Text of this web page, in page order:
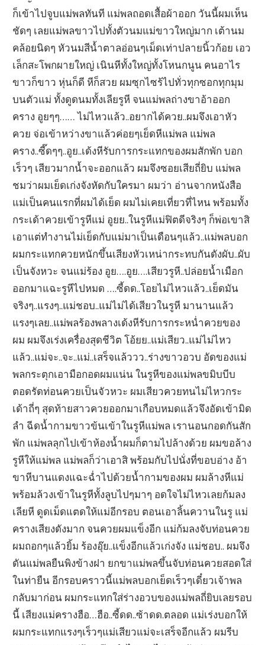
ก็เข้าไปจูบแม่พลทันที แม่พลถอดเสื้อผ้าออก วันนี้ผมเห็น
ชัดๆ เลยแม่พลขาวไปทั้งตัวนมแม่ขาวใหญ่มาก เต้านม
คล้อยนิดๆ หัวนมสีน้ำตาลอ่อนๆเม็ดเท่าปลายนิ้วก้อย เอว
เล็กสะโพกผายใหญ่ เนินหีทั้งใหญ่ทั้งโหนกนูน คนอาไร
ขาวก็ขาว หุ่นก็ดี หีก็สวย ผมซุกไซร้ไปทั่วทุกซอกทุกมุม
บนตัวแม่ ทั้งดูดนมทั้งเลียรูหี จนแม่พลถ่างขาอ้าออก
คราง อูยๆๆ…… ไม่ไหวแล้ว..อยากได้ควย..ผมจึงเอาหัว
ควย จ่อเข้าหว่างขาแล้วค่อยๆเย็ดหีแม่พล แม่พล
คราง..ซี๊ดๆๆ..อูย..เด้งหีรับการกระแทกของผมสักพัก บอก
เร็วๆ เสียวมากน้ำจะออกแล้ว ผมจึงซอยเสียถี่ยิบ แม่พล
ชมว่าผมเย็ดเก่งจังหัดกับใครมา ผมว่า อ่านจากหนังสือ
แม่เป็นคนแรกที่ผมได้เย็ด ผมไม่เคยเที่ยวที่ไหน พร้อมทั้ง
กระเด้าควยเข้ารูหีแม่ อูยย..ในรูหีแม่ฟิตดีจริงๆ ก็พ่อเขาสิ
เอาแต่ทำงานไม่เย็ดกับแม่มาเป็นเดือนๆแล้ว..แม่พลบอก
ผมกระแทกควยหนักขึ้นเสียงหัวเหน่ากระทบกันดังผับ..ผับ
เป็นจังหวะ จนแม่ร้อง อูย….อูย….เสียวรูหี..ปล่อยน้ำเมือก
ออกมาแฉะรูหีไปหมด ….ซี้ดด..โอยไม่ไหวแล้ว..เย็ดมัน
จริงๆ..แรงๆ..แม่ชอบ..แม่ไม่ได้เสียวในรูหี มานานแล้ว
แรงๆเลย..แม่พลร้องพลางเด้งหีรับการกระหน่ำควยของ
ผม ผมจึงเร่งเครื่องสุดชีวิต โอ้ยย..แม่เสียว..แม่ไม่ไหว
แล้ว..แม่จะ..จะ..แม่..เสร็จแล้ววว..ร่างขาวอวบ อัดของแม่
พลกระตุกเอามือกอดผมแน่น ในรูหีของแม่พลขมิบบีบ
ตอดรัดท่อนควยเป็นจัวหวะ ผมเสียวควยทนไม่ไหวกระ
เด้าถี่ๆ สุดท้ายสาวควยออกมาเกือบหมดแล้วจึงอัดเข้ามิด
ลำ ฉีดน้ำกามขาวข้นเข้าในรูหีแม่พล เรานอนกอดกันสัก
พัก แม่พลลุกไปเข้าห้องน้ำผมก็ตามไปล้างด้วย ผมขอล้าง
รูหีให้แม่พล แม่พลก็ว่าเอาสิ พร้อมกับไปนั่งที่ขอบอ่าง อ้า
ขาหีบานแดงแฉะฉ่ำไปด้วยน้ำกามของผม ผมล้างหีแม่
พร้อมล้วงเข้าในรูหีทั้งลูบไปๆมาๆ อดใจไม่ไหวเลยก้มลง
เลียหี ดูดเม็ดแตดให้แม่อีกรอบ ตอนเอาลิ้นควานในรู แม่
ครางเสียงดังมาก จนควยผมแข็งอีก แม่ก้มลงจับท่อนควย
ผมถอกๆแล้วยิ้ม ร้องอุ๊ย..แข็งอีกแล้วเก่งจัง แม่ชอบ.. ผมจึง
ดันแม่พลยืนพิงข้างฝา ยกขาแม่พลขึ้นจับท่อนควยสอดใส่
ในท่ายืน อีกรอบคราวนี้แม่พลบอกเย็ดเร็วๆเดี๋ยวเจ้าพล
กลับมาก่อน ผมกระแทกใส่ร่างอวบของแม่พลถี่ยิบเลยรอบ
นี้ เสียงแม่ครางฮือ…ฮือ..ซี้ดด..ซ้าดด.ตลอด แม่เร่งบอกให้
ผมกระแทกแรงๆเร็วๆแม่เสียวแม่จะเสร็จอีกแล้ว ผมรีบ